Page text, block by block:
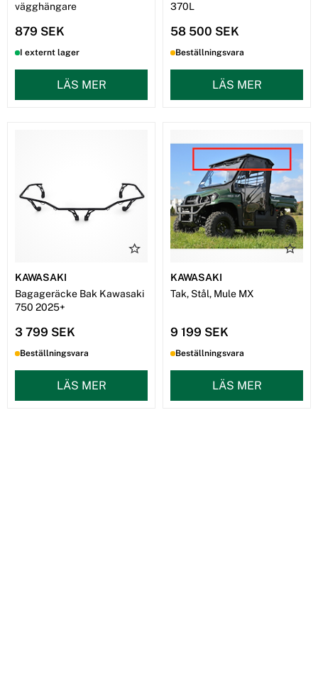
vägghängare
879 SEK
I externt lager
LÄS MER
370L
58 500 SEK
Beställningsvara
LÄS MER
KAWASAKI
Bagageräcke Bak Kawasaki
750 2025+
3 799 SEK
Beställningsvara
LÄS MER
KAWASAKI
Tak, Stål, Mule MX
9 199 SEK
Beställningsvara
LÄS MER